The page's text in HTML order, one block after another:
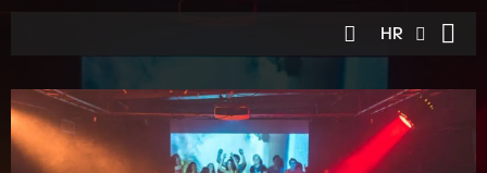
HR
EN